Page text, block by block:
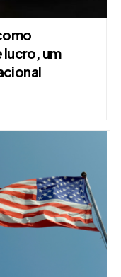
lucro, um